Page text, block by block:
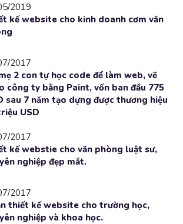
2019
kế website cho kinh doanh cơm văn
2017
2 con tự học code để làm web, vẽ
công ty bằng Paint, vốn ban đầu 775
sau 7 năm tạo dựng được thương hiệu
USD
2017
kế webstie cho văn phòng luật sư,
nghiệp đẹp mắt.
2017
thiết kế website cho trường học,
nghiệp và khoa học.